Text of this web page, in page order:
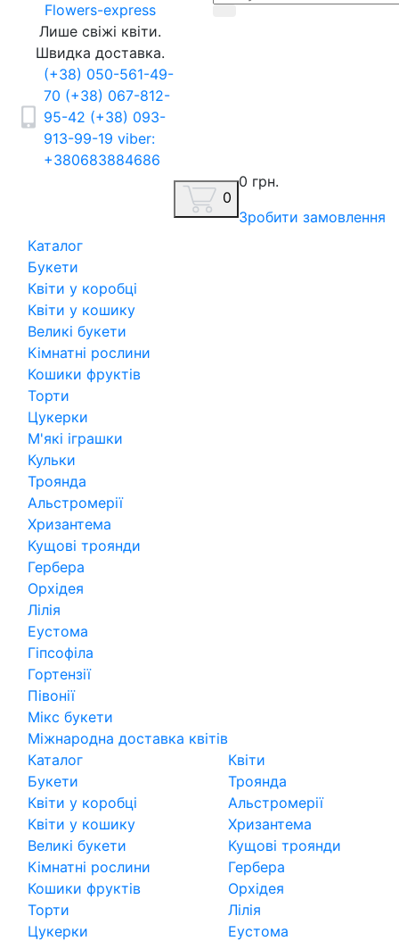
Flowers-express
Лише свіжі квіти.
Швидка доставка.
(+38) 050-561-49-
70 (+38) 067-812-
95-42 (+38) 093-
913-99-19 viber:
+380683884686
0
0 грн.
Зробити замовлення
Каталог
Букети
Квіти у коробці
Квіти у кошику
Великі букети
Кімнатні рослини
Кошики фруктів
Торти
Цукерки
М'які іграшки
Кульки
Троянда
Альстромерії
Хризантема
Кущові троянди
Гербера
Орхідея
Лілія
Еустома
Гіпсофіла
Гортензії
Півонії
Мікс букети
Міжнародна доставка квітів
Каталог
Букети
Квіти у коробці
Квіти у кошику
Великі букети
Кімнатні рослини
Кошики фруктів
Торти
Цукерки
Квіти
Троянда
Альстромерії
Хризантема
Кущові троянди
Гербера
Орхідея
Лілія
Еустома